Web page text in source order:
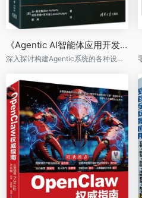
《Agentic AI智能体应用开发》（第2版）
深入探讨构建Agentic系统的各种设计模式，给出复杂场景多智能体架构的实现方案